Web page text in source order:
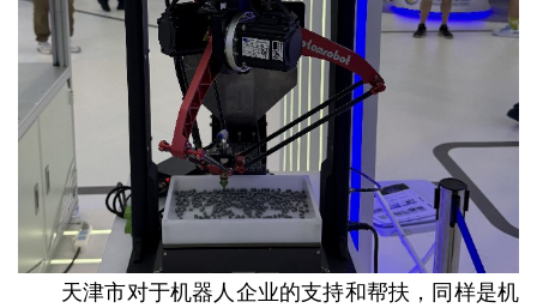
天津市对于机器人企业的支持和帮扶，同样是机